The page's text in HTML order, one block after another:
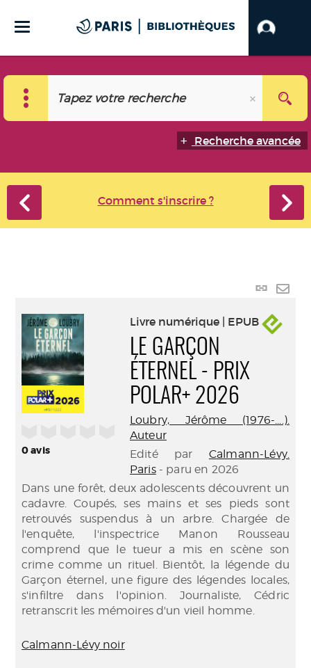
Recherche avancée
Comment s'inscrire ?
Lien
0avis
Livre numérique | EPUB
LE GARÇON
ÉTERNEL - PRIX
POLAR+ 2026
Loubry, Jérôme (1976-....).
Auteur
Edité par Calmann-Lévy.
Paris- paru en 2026
Dans une forêt, deux adolescents découvrent un
cadavre. Coupés, ses mains et ses pieds sont
retrouvés suspendus à un arbre. Chargée de
l'enquête, l'inspectrice Manon Rousseau
comprend que le tueur a mis en scène son
crime comme un rituel. Bientôt, la légende du
Garçon éternel, une figure des légendes locales,
s'infiltre dans l'opinion. Journaliste, Cédric
retranscrit les mémoires d'un vieil homme.
Calmann-Lévy noir